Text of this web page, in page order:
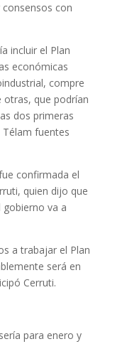
con
incluir el Plan
económicas
compre
que podrían
dos primeras
fuentes
confirmada el
quien dijo que
va a
a trabajar el Plan
será en
Cerruti.
para enero y